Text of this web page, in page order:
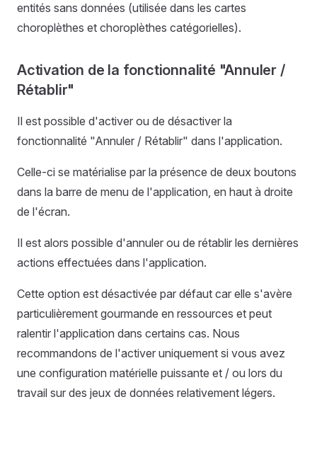
entités sans données (utilisée dans les cartes
choroplèthes et choroplèthes catégorielles).
Activation de la fonctionnalité "Annuler /
Rétablir"
Il est possible d'activer ou de désactiver la
fonctionnalité "Annuler / Rétablir" dans l'application.
Celle-ci se matérialise par la présence de deux boutons
dans la barre de menu de l'application, en haut à droite
de l'écran.
Il est alors possible d'annuler ou de rétablir les dernières
actions effectuées dans l'application.
Cette option est désactivée par défaut car elle s'avère
particulièrement gourmande en ressources et peut
ralentir l'application dans certains cas. Nous
recommandons de l'activer uniquement si vous avez
une configuration matérielle puissante et / ou lors du
travail sur des jeux de données relativement légers.